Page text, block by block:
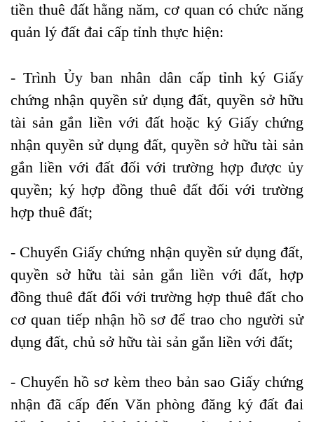
tiền thuê đất hằng năm, cơ quan có chức năng
quản lý đất đai cấp tỉnh thực hiện:
- Trình Ủy ban nhân dân cấp tỉnh ký Giấy
chứng nhận quyền sử dụng đất, quyền sở hữu
tài sản gắn liền với đất hoặc ký Giấy chứng
nhận quyền sử dụng đất, quyền sở hữu tài sản
gắn liền với đất đối với trường hợp được ủy
quyền; ký hợp đồng thuê đất đối với trường
hợp thuê đất;
- Chuyển Giấy chứng nhận quyền sử dụng đất,
quyền sở hữu tài sản gắn liền với đất, hợp
đồng thuê đất đối với trường hợp thuê đất cho
cơ quan tiếp nhận hồ sơ để trao cho người sử
dụng đất, chủ sở hữu tài sản gắn liền với đất;
- Chuyển hồ sơ kèm theo bản sao Giấy chứng
nhận đã cấp đến Văn phòng đăng ký đất đai